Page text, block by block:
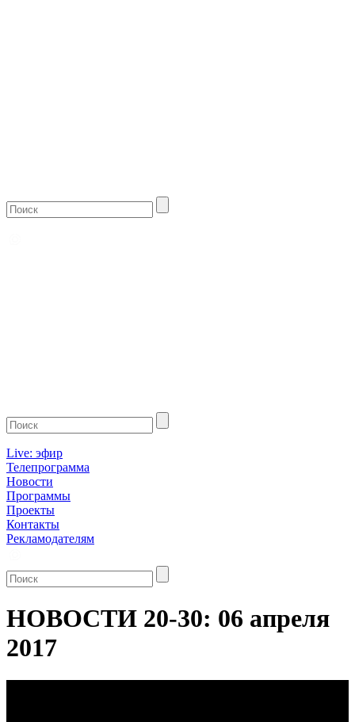
Live: эфир
Телепрограмма
Новости
Программы
Проекты
Контакты
Рекламодателям
НОВОСТИ 20-30: 06 апреля
2017